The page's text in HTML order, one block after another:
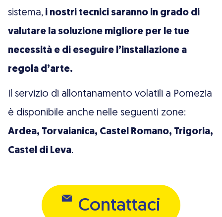
sistema, i nostri tecnici saranno in grado di
valutare la soluzione migliore per le tue
necessità e di eseguire l’installazione a
regola d’arte.
Il servizio di allontanamento volatili a Pomezia
è disponibile anche nelle seguenti zone:
Ardea, Torvaianica, Castel Romano, Trigoria,
Castel di Leva.
Contattaci